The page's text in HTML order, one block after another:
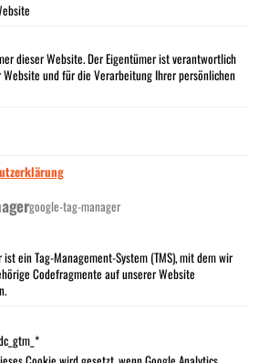
dieser Website. Der Eigentümer ist verantwortlich
und für die Verarbeitung Ihrer persönlichen
google-tag-manager
ist ein Tag-Management-System (TMS), mit dem wir
Codefragmente auf unserer Website